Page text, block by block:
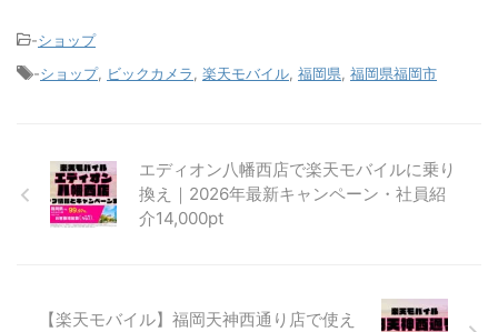
-ショップ
-ショップ, ビックカメラ 楽天モバイル 福岡県 福岡県福岡市
エディオン八幡西店で楽天モバイルに乗り
換え｜2026年最新キャンペーン・社員紹
介14,000pt
【楽天モバイル】福岡天神西通り店で使え